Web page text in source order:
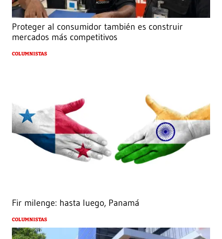
Proteger al consumidor también es construir
mercados más competitivos
COLUMNISTAS
Fir milenge: hasta luego, Panamá
COLUMNISTAS